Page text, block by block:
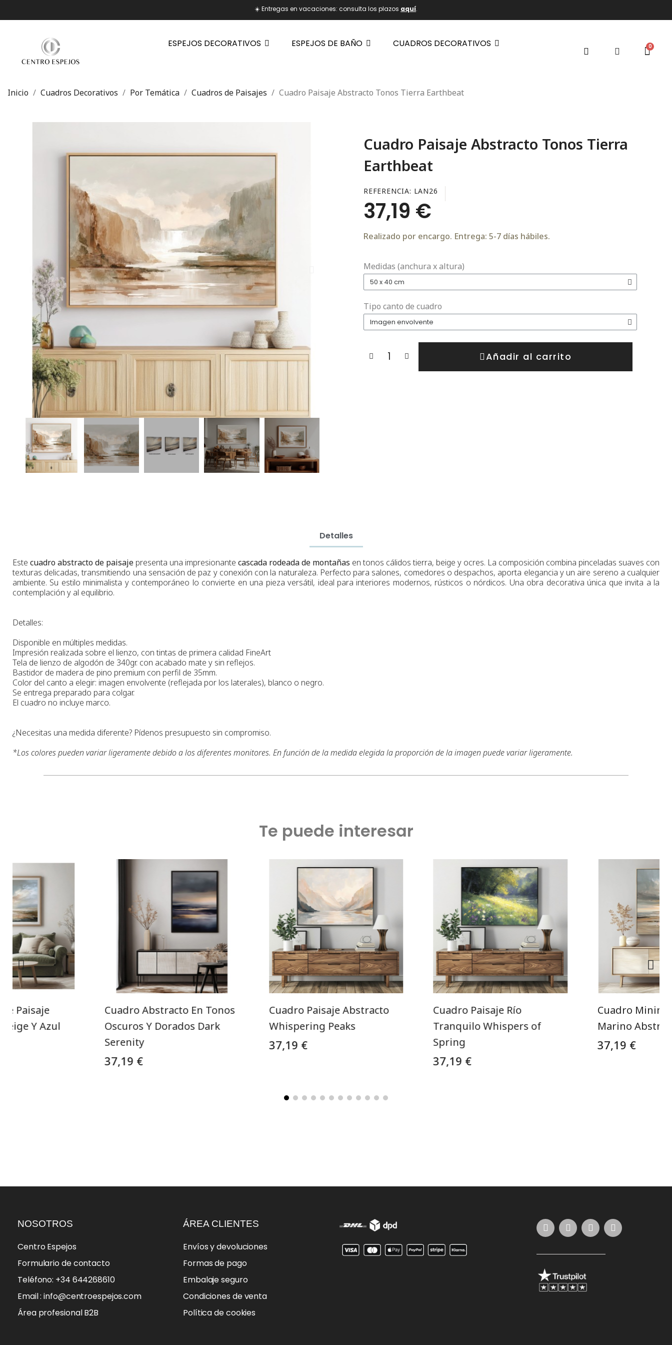
☀️ Entregas en vacaciones: consulta los plazos aquí.
ESPEJOS DECORATIVOS ESPEJOS DE BAÑO CUADROS DECORATIVOS
Inicio Cuadros Decorativos Por Temática Cuadros de Paisajes Cuadro Paisaje Abstracto Tonos Tierra Earthbeat
Cuadro Paisaje Abstracto Tonos Tierra
Earthbeat
REFERENCIA LAN26
37,19 €
Realizado por encargo. Entrega: 5-7 días hábiles.
Medidas (anchura x altura)
Tipo canto de cuadro
Añadir al carrito
Detalles
Este cuadro abstracto de paisaje presenta una impresionante cascada rodeada de montañas en tonos cálidos tierra, beige y ocres. La composición combina pinceladas suaves con
texturas delicadas, transmitiendo una sensación de paz y conexión con la naturaleza. Perfecto para salones, comedores o despachos, aporta elegancia y un aire sereno a cualquier
ambiente. Su estilo minimalista y contemporáneo lo convierte en una pieza versátil, ideal para interiores modernos, rústicos o nórdicos. Una obra decorativa única que invita a la
contemplación y al equilibrio.
Detalles:
Disponible en múltiples medidas.
Impresión realizada sobre el lienzo, con tintas de primera calidad FineArt
Tela de lienzo de algodón de 340gr. con acabado mate y sin reflejos.
Bastidor de madera de pino premium con perfil de 35mm.
Color del canto a elegir: imagen envolvente (reflejada por los laterales), blanco o negro.
Se entrega preparado para colgar.
El cuadro no incluye marco.
¿Necesitas una medida diferente? Pídenos presupuesto sin compromiso.
*Los colores pueden variar ligeramente debido a los diferentes monitores. En función de la medida elegida la proporción de la imagen puede variar ligeramente.
Te puede interesar
Paisaje
Y Azul
Cuadro Abstracto En Tonos
Oscuros Y Dorados Dark
Serenity
37,19 €
Cuadro Paisaje Abstracto
Whispering Peaks
37,19 €
Cuadro Paisaje Río
Tranquilo Whispers of
Spring
37,19 €
Cuadro
Marino
37,19 €
NOSOTROS
Centro Espejos
Formulario de contacto
Teléfono: +34 644268610
Email : info@centroespejos.com
Área profesional B2B
ÁREA CLIENTES
Envíos y devoluciones
Formas de pago
Embalaje seguro
Condiciones de venta
Política de cookies